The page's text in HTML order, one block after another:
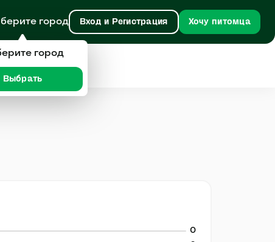
город Вход и Регистрация Хочу питомца
0
город
Выбрать